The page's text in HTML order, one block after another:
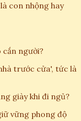
con nhộng hay
cắn người?
trước cửa', tức là
giày khi đi ngủ?
vững phong độ